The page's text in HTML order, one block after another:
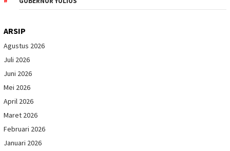
ARSIP
Agustus 2026
Juli 2026
Juni 2026
Mei 2026
April 2026
Maret 2026
Februari 2026
Januari 2026